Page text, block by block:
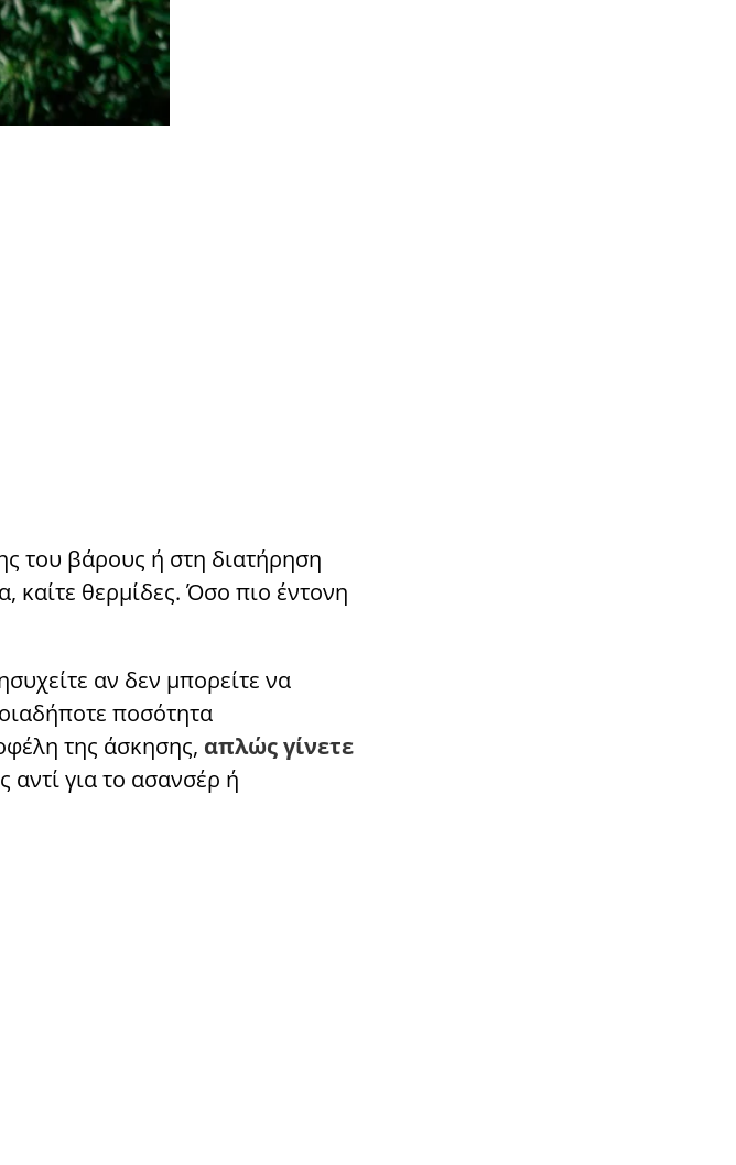
του βάρους ή στη διατήρηση
καίτε θερμίδες. Όσο πιο έντονη
αν δεν μπορείτε να
ποσότητα
της άσκησης, απλώς γίνετε
αντί για το ασανσέρ ή